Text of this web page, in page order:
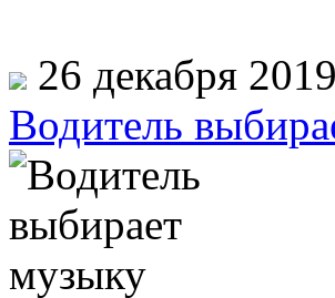
26 декабря 2019
Водитель